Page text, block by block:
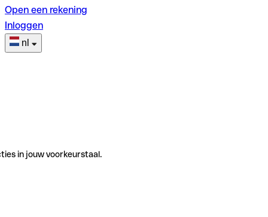
Open een rekening
Inloggen
nl
in jouw voorkeurstaal.